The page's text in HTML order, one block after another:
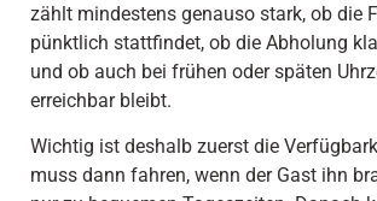
zählt mindestens genauso stark, ob die
pünktlich stattfindet, ob die Abholung
und ob auch bei frühen oder späten
erreichbar bleibt.
Wichtig ist deshalb zuerst die
muss dann fahren, wenn der Gast ihn